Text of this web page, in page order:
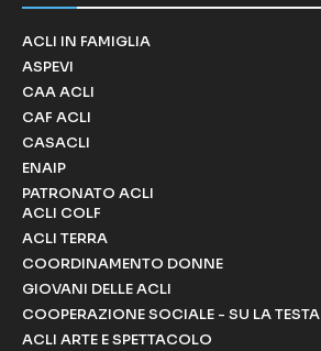
ACLI IN FAMIGLIA
ASPEVI
CAA ACLI
CAF ACLI
CASACLI
ENAIP
PATRONATO ACLI
ACLI COLF
ACLI TERRA
COORDINAMENTO DONNE
GIOVANI DELLE ACLI
COOPERAZIONE SOCIALE - SU LA TESTA
ACLI ARTE E SPETTACOLO